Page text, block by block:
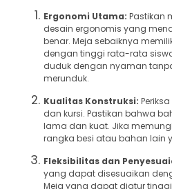
Ergonomi Utama: Pastikan
desain ergonomis yang
benar. Meja sebaiknya
dengan tinggi rata-rata
duduk dengan nyaman
merunduk.
Kualitas Konstruksi:
dan kursi. Pastikan bahwa
lama dan kuat. Jika
rangka besi atau bahan lain
Fleksibilitas dan
yang dapat disesuaikan
Meja yang dapat diatur